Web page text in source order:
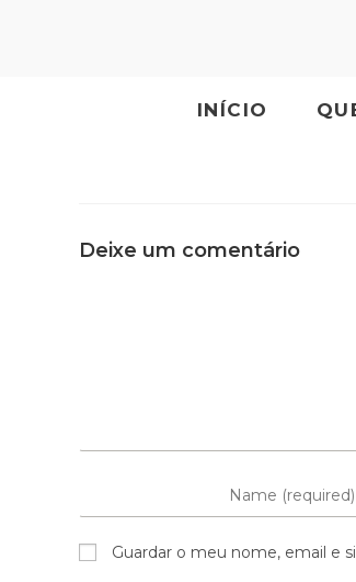
INÍCIO
Deixe um comentário
Guardar o meu nome, email e